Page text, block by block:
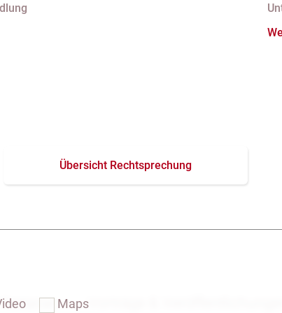
im
Übersicht Rechtsprechung
Notariat Vorträge & Veröffentlichungen
Maps